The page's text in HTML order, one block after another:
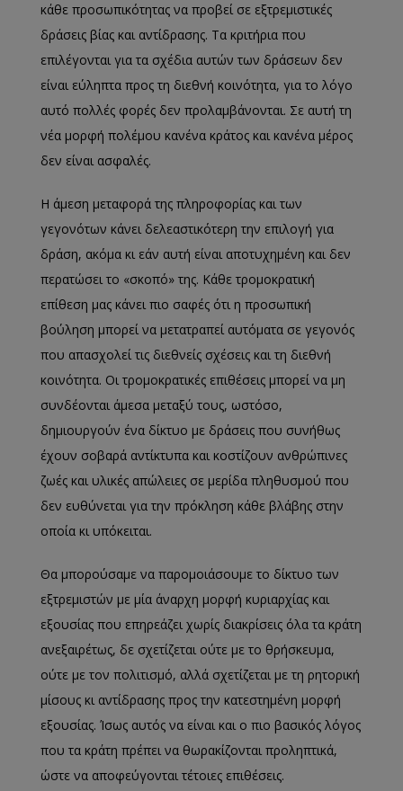
κάθε προσωπικότητας να προβεί σε εξτρεμιστικές
δράσεις βίας και αντίδρασης. Τα κριτήρια που
επιλέγονταιγια τα σχέδια αυτών των δράσεων δεν
είναι εύληπτα προς τη διεθνή κοινότητα, για το λόγο
αυτό πολλές φορές δεν προλαμβάνονται. Σε αυτή τη
νέα μορφή πολέμου κανένα κράτος και κανένα μέρος
δεν είναι ασφαλές.
Η άμεση μεταφορά της πληροφορίας και των
γεγονότων κάνει δελεαστικότερη την επιλογή για
δράση, ακόμα κι εάν αυτή είναι αποτυχημένη και δεν
περατώσει το «σκοπό» της. Κάθε τρομοκρατική
επίθεση μας κάνει πιο σαφές ότι η προσωπική
βούληση μπορεί να μετατραπεί αυτόματα σε γεγονός
που απασχολεί τις διεθνείς σχέσεις και τη διεθνή
κοινότητα. Οι τρομοκρατικές επιθέσεις μπορεί να μη
συνδέονται άμεσα μεταξύ τους, ωστόσο,
δημιουργούν ένα δίκτυο με δράσεις που συνήθως
έχουν σοβαρά αντίκτυπα και κοστίζουν ανθρώπινες
ζωές και υλικές απώλειες σε μερίδα πληθυσμού που
δεν ευθύνεται για την πρόκληση κάθε βλάβης στην
οποία κι υπόκειται.
Θα μπορούσαμε να παρομοιάσουμε το δίκτυο των
εξτρεμιστών με μία άναρχη μορφή κυριαρχίας και
εξουσίας που επηρεάζει χωρίς διακρίσεις όλα τα κράτη
ανεξαιρέτως, δε σχετίζεται ούτε με το θρήσκευμα,
ούτε με τον πολιτισμό, αλλά σχετίζεται με τη ρητορική
μίσους κι αντίδρασης προς την κατεστημένη μορφή
εξουσίας. Ίσως αυτός να είναι και ο πιο βασικός λόγος
που τα κράτη πρέπει να θωρακίζονται προληπτικά,
ώστε να αποφεύγονται τέτοιες επιθέσεις.